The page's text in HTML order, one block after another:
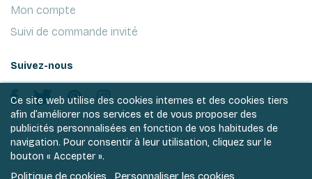
Mon compte
Suivi de commande invité
Suivez-nous
Ce site web utilise des cookies internes et des cookies tiers
afin d’améliorer nos services et de vous proposer des
publicités personnalisées en fonction de vos habitudes de
navigation. Pour consentir à leur utilisation, cliquez sur le
bouton « Accepter ».
Politique de cookies Personnaliser les cookies